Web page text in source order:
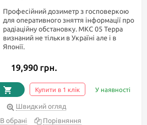
Професійний дозиметр з госповеркою
для оперативного зняття інформації про
радіаційну обстановку. МКС 05 Терра
визнаний не тільки в Україні але і в
Японії.
19,990 грн.
Купити в 1 клік У наявності
Швидкий огляд
В обрані
Порівняння